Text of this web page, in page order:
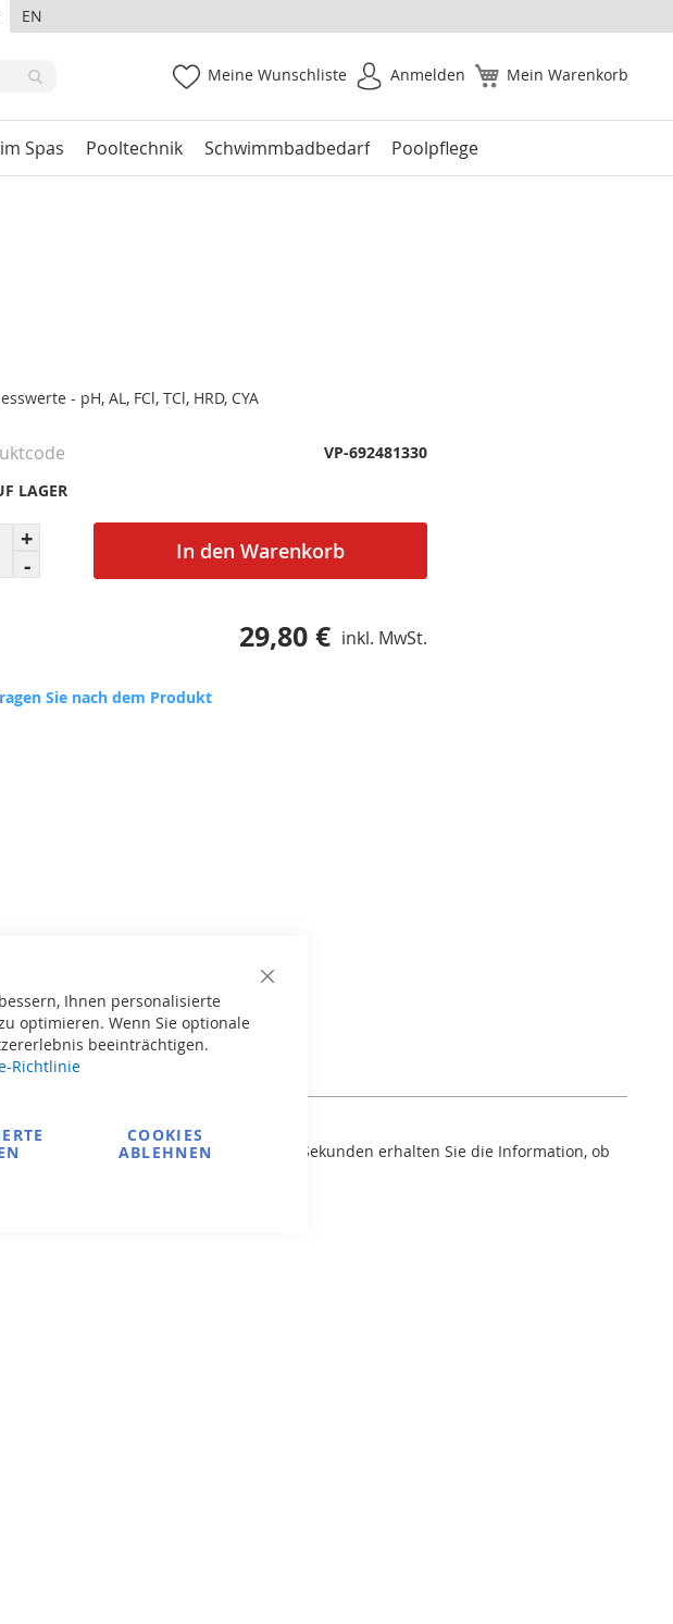
Close
Ihnen personalisierte
optimieren. Wenn Sie optionale
beeinträchtigen.
Richtlinie
COOKIES
ABLEHNEN
EN
Mein Warenkorb
Meine Wunschliste Anmelden
Spas Pooltechnik Schwimmbadbedarf Poolpflege
- pH, AL, FCl, TCl, HRD, CYA
In den Warenkorb
29,80 € inkl. MwSt.
LAGER
VP-692481330
Sie nach dem Produkt
oder Whirlpool. Innerhalb weniger Sekunden erhalten Sie die Information, ob